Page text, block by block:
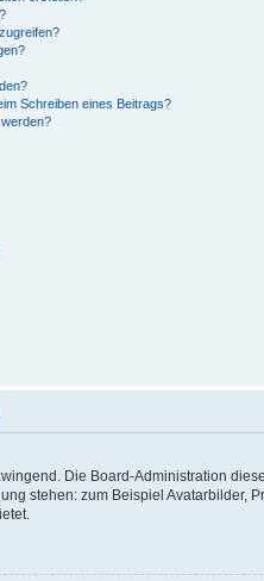
Schreiben eines Beitrags?
Die Board-Administration
stehen: zum Beispiel Avatarbilder,